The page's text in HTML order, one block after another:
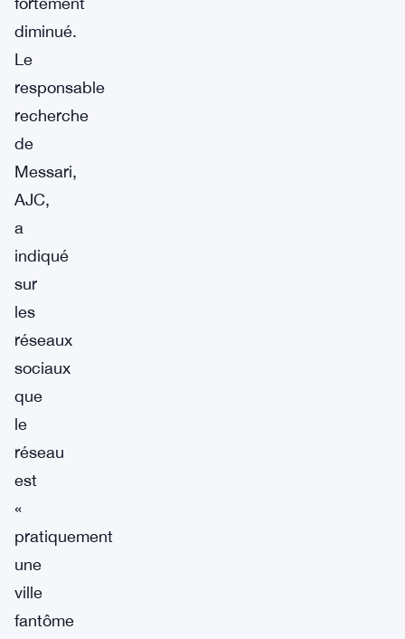
diminué.
Le
responsable
recherche
de
Messari,
AJC,
a
indiqué
sur
les
réseaux
sociaux
que
le
réseau
est
«
pratiquement
une
ville
fantôme